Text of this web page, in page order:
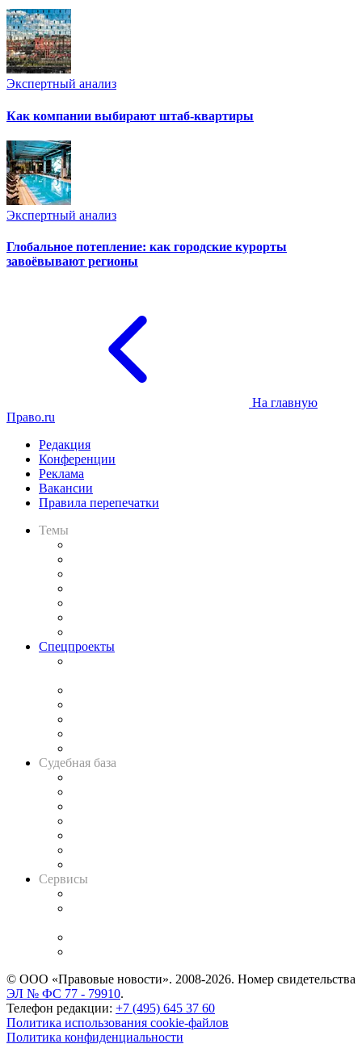
Экспертный анализ
Как компании выбирают штаб-квартиры
Экспертный анализ
Глобальное потепление: как городские курорты
завоёвывают регионы
На главную
Право.ru
Редакция
Конференции
Реклама
Вакансии
Правила перепечатки
Темы
Спецпроекты
Судебная база
Сервисы
© ООО «Правовые новости». 2008-2026. Номер свидетельства
ЭЛ № ФС 77 - 79910.
Телефон редакции: +7 (495) 645 37 60
Политика использования cookie-файлов
Политика конфиденциальности